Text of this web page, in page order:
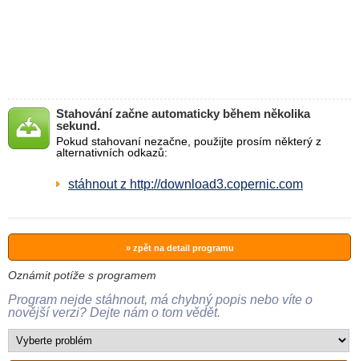
Stahování začne automaticky během několika
sekund.
Pokud stahovaní nezačne, použijte prosím některý z
alternativních odkazů:
stáhnout z http://download3.copernic.com
» zpět na detail programu
Oznámit potíže s programem
Program nejde stáhnout, má chybný popis nebo víte o
novější verzi? Dejte nám o tom vědět.